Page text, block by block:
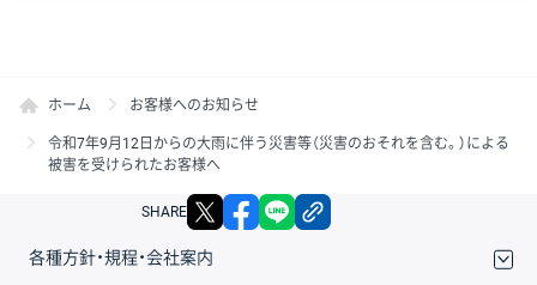
ホーム お客様へのお知らせ
令和7年9月12日からの大雨に伴う災害等（災害のおそれを含む。）による
被害を受けられたお客様へ
SHARE X facebook
各種方針・規程・会社案内